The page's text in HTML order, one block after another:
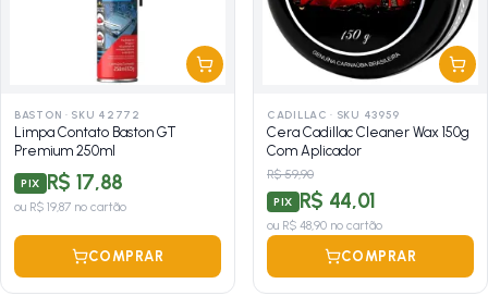
BASTON · SKU 42772
Limpa Contato Baston GT
Premium 250ml
PIX R$ 17,88
ou R$ 19,87 no cartão
COMPRAR
CADILLAC · SKU 43959
Cera Cadillac Cleaner Wax 150g
Com Aplicador
R$ 59,90
PIX R$ 44,01
ou R$ 48,90 no cartão
COMPRAR